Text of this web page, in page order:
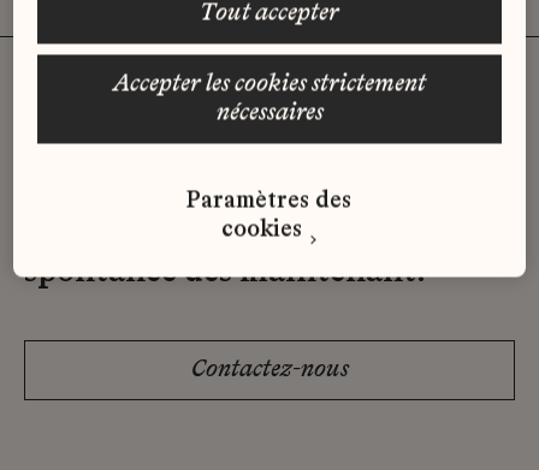
Vous n'avez pas trouvé d'offre
qui correspond à votre profil ?
Envoyez-nous votre candidature
spontanée dès maintenant.
Contactez-nous
accepter les cookies strictement
nécessaires
tout accepter
Paramètres des
cookies